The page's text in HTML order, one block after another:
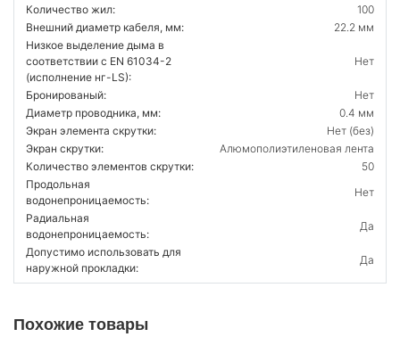
Количество жил:
100
Внешний диаметр кабеля, мм:
22.2 мм
Низкое выделение дыма в
соответствии с EN 61034-2
(исполнение нг-LS):
Нет
Бронированый:
Нет
Диаметр проводника, мм:
0.4 мм
Экран элемента скрутки:
Нет (без)
Экран скрутки:
Алюмополиэтиленовая лента
Количество элементов скрутки:
50
Продольная
водонепроницаемость:
Нет
Радиальная
водонепроницаемость:
Да
Допустимо использовать для
наружной прокладки:
Да
Похожие товары